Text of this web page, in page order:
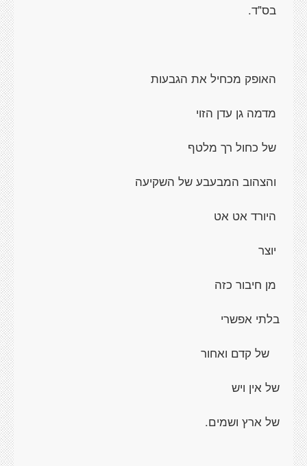
בס"ד.
האופק מכחיל את הגבעות
מדמה גן עדן הזוי
של כחול רך מלטף
והצהוב המבעבע של השקיעה
היורד אט אט
יוצר
מן חיבור כזה
בלתי אפשרי
של קדם ואחור
של אין ויש
של ארץ ושמים.